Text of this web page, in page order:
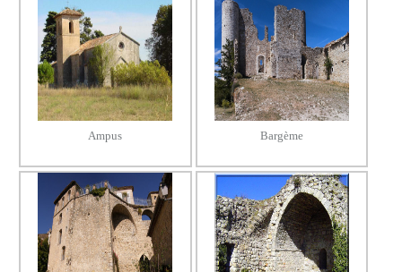
Ampus Bargème